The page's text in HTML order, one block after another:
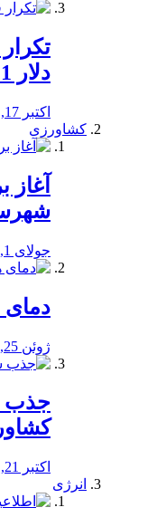
دلار 11 400
اکتبر 17, 2019
کشاورزی
جولای 1, 2020
دمای
ژوئن 25, 2020
جذب
اکتبر 21, 2019
انرژی